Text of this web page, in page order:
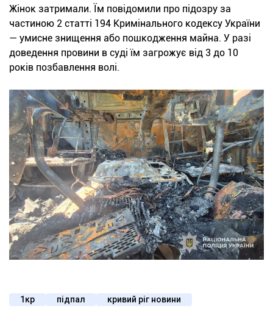
Жінок затримали. Їм повідомили про підозру за
частиною 2 статті 194 Кримінального кодексу України
— умисне знищення або пошкодження майна. У разі
доведення провини в суді їм загрожує від 3 до 10
років позбавлення волі.
1кр підпал кривий ріг новини